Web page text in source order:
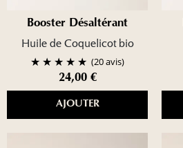
Booster Désaltérant
Huile de Coquelicot bio
(20 avis)
24,00 €
AJOUTER